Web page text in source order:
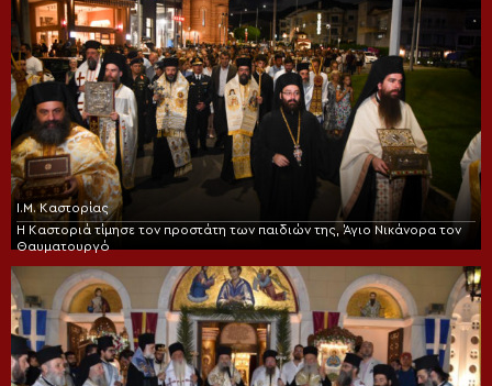
Ι.Μ. Καστορίας
Η Καστοριά τίμησε τον προστάτη των παιδιών της, Άγιο Νικάνορα τον
Θαυματουργό